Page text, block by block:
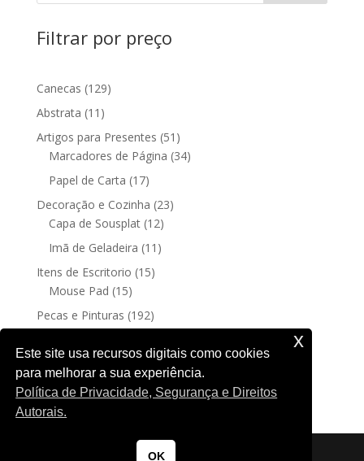
Filtrar por preço
Canecas 129129
Abstrata 11 11
produtos
Artigos para Presentes 51 51
produtos
Marcadores de Página 3434
Papel de Carta 1717
produtos
Decoração e Cozinha 2323
Capa de Sousplat 1212
produtos
Imã de Geladeira 11 11
Itens de Escritorio 1515
Mouse Pad 1515
produtos
Pecas e Pinturas 192192
produtos
192
produtos
Posters sem moldura 44
produtos
Quadro Decorativo 188188
produtos
Este site usa recursos digitais como cookies
para melhorar a sua experiência.
Política de Privacidade, Segurança e Direitos
Autorais.
OK
x